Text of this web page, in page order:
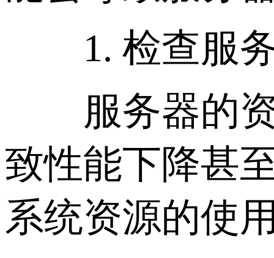
1. 检查服务
服务器的资
致性能下降甚
系统资源的使